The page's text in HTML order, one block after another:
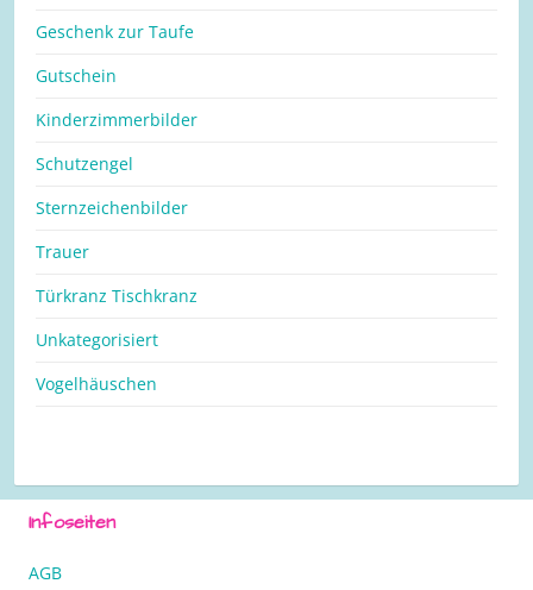
Geschenk zur Taufe
Gutschein
Kinderzimmerbilder
Schutzengel
Sternzeichenbilder
Trauer
Türkranz Tischkranz
Unkategorisiert
Vogelhäuschen
Infoseiten
AGB